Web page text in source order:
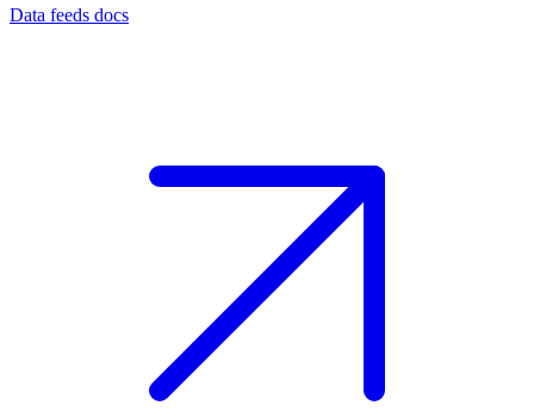
Data feeds docs